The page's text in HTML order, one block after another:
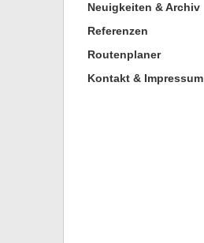
Neuigkeiten & Archiv
Referenzen
Routenplaner
Kontakt & Impressum